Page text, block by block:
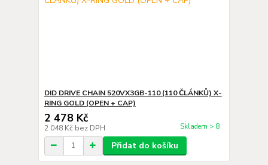
DID DRIVE CHAIN 520VX3GB-110 (110 ČLÁNKŮ) X-
RING GOLD (OPEN + CAP)
2 478 Kč
2 048 Kč bez DPH Skladem > 8
Přidat do košíku